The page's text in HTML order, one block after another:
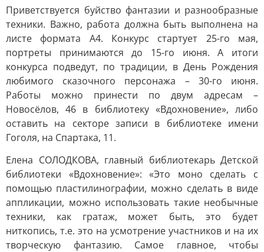
Приветствуется буйство фантазии и разнообразные
техники. Важно, работа должна быть выполнена на
листе формата А4. Конкурс стартует 25-го мая,
портреты принимаются до 15-го июня. А итоги
конкурса подведут, по традиции, в День Рождения
любимого сказочного персонажа – 30-го июня.
Работы можно принести по двум адресам –
Новосёлов, 46 в библиотеку «Вдохновение», либо
оставить на секторе записи в библиотеке имени
Гоголя, на Спартака, 11.
Елена СОЛОДКОВА, главный библиотекарь Детской
библиотеки «Вдохновение»: «Это моно сделать с
помощью пластилинографии, можно сделать в виде
аппликации, можно использовать такие необычные
техники, как гратаж, может быть, это будет
ниткопись, т.е. это на усмотрение участников и на их
творческую фантазию. Самое главное, чтобы